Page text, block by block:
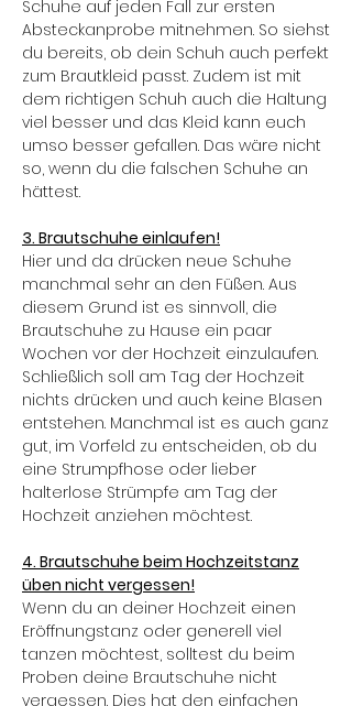
Schuhe auf jeden Fall zur ersten
Absteckanprobe mitnehmen. So siehst
du bereits, ob dein Schuh auch perfekt
zum Brautkleid passt. Zudem ist mit
dem richtigen Schuh auch die Haltung
viel besser und das Kleid kann euch
umso besser gefallen. Das wäre nicht
so, wenn du die falschen Schuhe an
hättest.
3. Brautschuhe einlaufen!
Hier und da drücken neue Schuhe
manchmal sehr an den Füßen. Aus
diesem Grund ist es sinnvoll, die
Brautschuhe zu Hause ein paar
Wochen vor der Hochzeit einzulaufen.
Schließlich soll am Tag der Hochzeit
nichts drücken und auch keine Blasen
entstehen. Manchmal ist es auch ganz
gut, im Vorfeld zu entscheiden, ob du
eine Strumpfhose oder lieber
halterlose Strümpfe am Tag der
Hochzeit anziehen möchtest.
4. Brautschuhe beim Hochzeitstanz
üben nicht vergessen!
Wenn du an deiner Hochzeit einen
Eröffnungstanz oder generell viel
tanzen möchtest, solltest du beim
Proben deine Brautschuhe nicht
vergessen. Dies hat den einfachen